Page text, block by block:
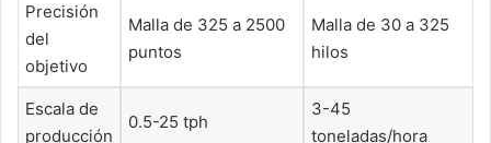
Precisión
del
objetivo
Malla de 325 a 2500
puntos
Malla de 30 a 325
hilos
Escala de
producción
0.5-25 tph
3-45
toneladas/hora